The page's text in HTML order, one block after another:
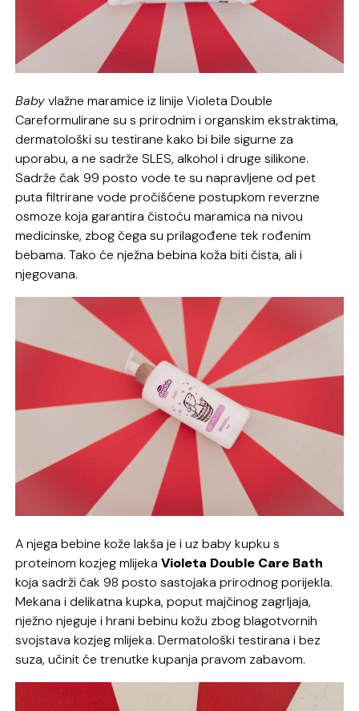
Babyvlažne maramice iz linije Violeta Double
Careformulirane su s prirodnim i organskim ekstraktima,
dermatološki su testirane kako bi bile sigurne za
uporabu, a ne sadrže SLES, alkohol i druge silikone.
Sadrže čak 99 posto vode te su napravljene od pet
puta filtrirane vode pročišćene postupkom reverzne
osmoze koja garantira čistoću maramica na nivou
medicinske, zbog čega su prilagođene tek rođenim
bebama. Tako će nježna bebina koža biti čista, ali i
njegovana.
A njega bebine kože lakša je i uz baby kupku s
proteinom kozjeg mlijekaVioleta Double Care Bath
koja sadrži čak 98 posto sastojaka prirodnog porijekla.
Mekana i delikatna kupka, poput majčinog zagrljaja,
nježno njeguje i hrani bebinu kožu zbog blagotvornih
svojstava kozjeg mlijeka. Dermatološki testirana i bez
suza, učinit će trenutke kupanja pravom zabavom.